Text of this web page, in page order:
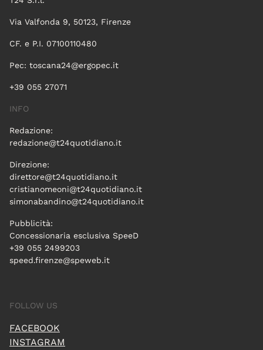
Via Valfonda 9, 50123, Firenze
CF. e P.I. 07100110480
Pec: toscana24@ergopec.it
+39 055 27071
INFO
Redazione:
redazione@t24quotidiano.it
Direzione:
direttore@t24quotidiano.it
cristianomeoni@t24quotidiano.it
simonabandino@t24quotidiano.it
Pubblicità:
Concessionaria esclusiva SpeeD
+39 055 2499203
speed.firenze@speweb.it
FOLLOW US
FACEBOOK
INSTAGRAM